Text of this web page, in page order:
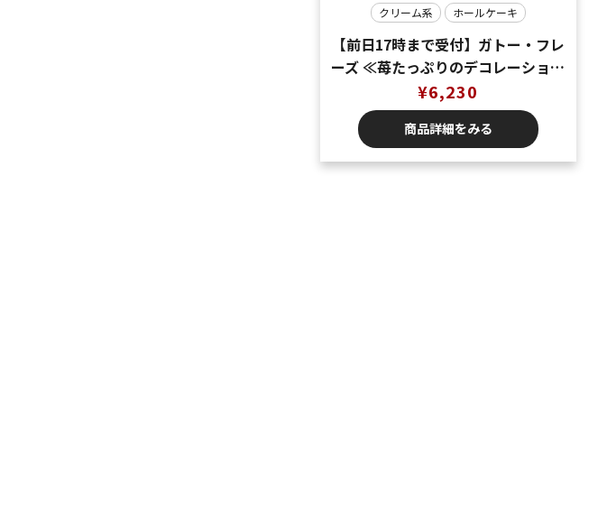
クリーム系 ホールケーキ
【前日17時まで受付】ガトー・フレ
ーズ ≪苺たっぷりのデコレーション
ケーキ≫
¥6,230
商品詳細をみる